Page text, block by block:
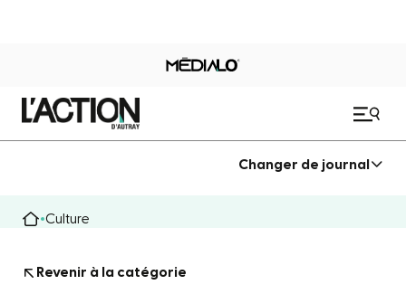
Changer de journal
Culture
Revenir à la catégorie